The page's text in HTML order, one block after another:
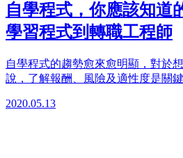
自學程式，你應該知道
學習程式到轉職工程師
自學程式的趨勢愈來愈明顯，對於
說，了解報酬、風險及適性度是關
2020.05.13